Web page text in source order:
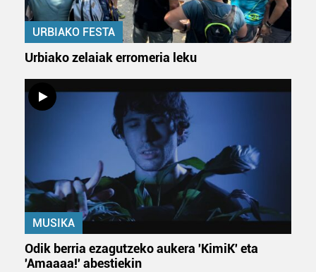
URBIAKO FESTA
Urbiako zelaiak erromeria leku
MUSIKA
Odik berria ezagutzeko aukera 'KimiK' eta
'Amaaaa!' abestiekin